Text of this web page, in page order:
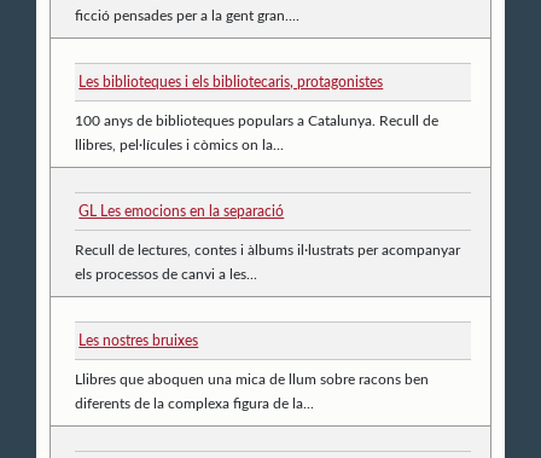
ficció pensades per a la gent gran....
Les biblioteques i els bibliotecaris, protagonistes
100 anys de biblioteques populars a Catalunya. Recull de
llibres, pel·lícules i còmics on la...
GL Les emocions en la separació
Recull de lectures, contes i àlbums il·lustrats per acompanyar
els processos de canvi a les...
Les nostres bruixes
Llibres que aboquen una mica de llum sobre racons ben
diferents de la complexa figura de la...